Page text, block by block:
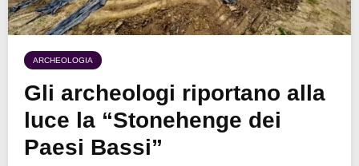
ARCHEOLOGIA
Gli archeologi riportano alla
luce la “Stonehenge dei
Paesi Bassi”